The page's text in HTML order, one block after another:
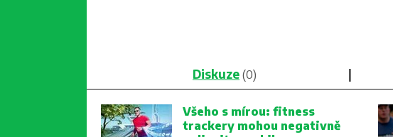
Diskuze(0) |
Všeho s mírou: fitness
trackery mohou negativně